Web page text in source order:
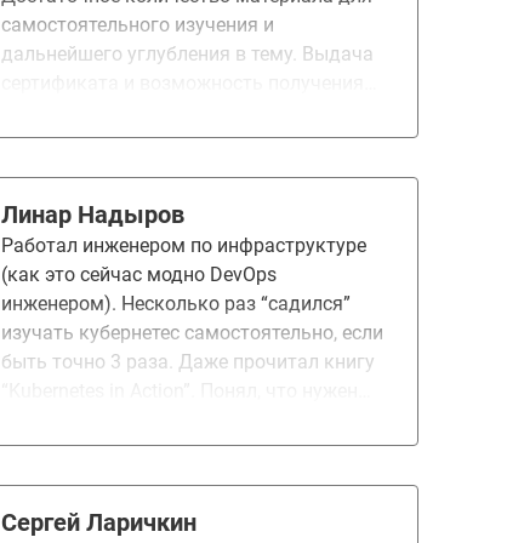
самостоятельного изучения и
дальнейшего углубления в тему. Выдача
квалификации (УПК). Предоставление
положительных эмоций.
Линар Надыров
Работал инженером по инфраструктуре
(как это сейчас модно DevOps
инженером). Несколько раз “садился”
изучать кубернетес самостоятельно, если
быть точно 3 раза. Даже прочитал книгу
задавать вопросы. После того как изучил
Само обучение и д/з очень понравились.
Преподаватели просто замечательные Но
Сергей Ларичкин